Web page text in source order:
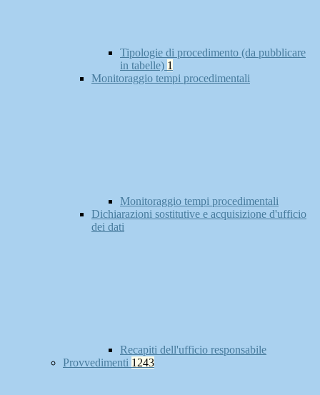
Tipologie di procedimento (da pubblicare
in tabelle) 1
Monitoraggio tempi procedimentali
Monitoraggio tempi procedimentali
Dichiarazioni sostitutive e acquisizione d'ufficio
dei dati
Recapiti dell'ufficio responsabile
Provvedimenti 1243